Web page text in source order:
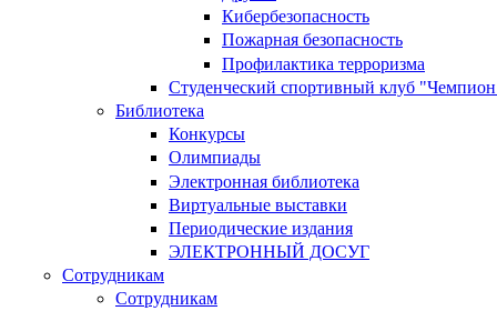
Кибербезопасность
Пожарная безопасность
Профилактика терроризма
Студенческий спортивный клуб
Библиотека
Конкурсы
Олимпиады
Электронная библиотека
Виртуальные выставки
Периодические издания
ЭЛЕКТРОННЫЙ ДОСУГ
Сотрудникам
Сотрудникам